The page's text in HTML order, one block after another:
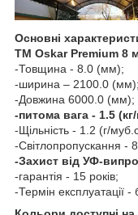
Основні
ТМ Oskar Premium 8
-Товщина - 8.0 (мм);
-ширина – 2100.0 (мм);
-Довжина 6000.0 (мм);
-питома вага - 1.5
-Щільність - 1.2 (г/
-Світлопропускання -
-Захист від УФ-
-гарантія - 15 років;
-Термін експлуатації -